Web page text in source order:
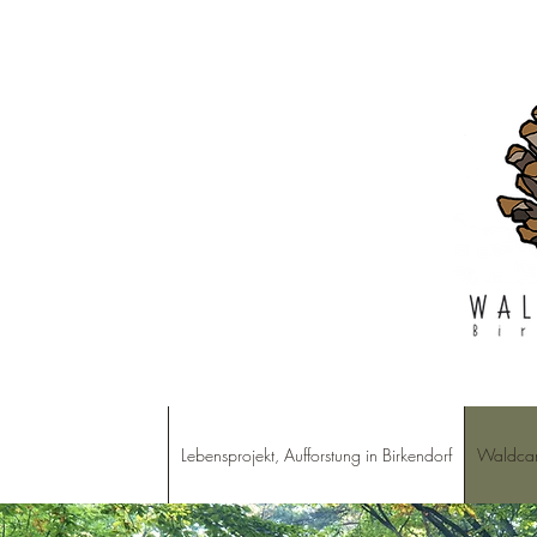
Lebensprojekt, Aufforstung in Birkendorf